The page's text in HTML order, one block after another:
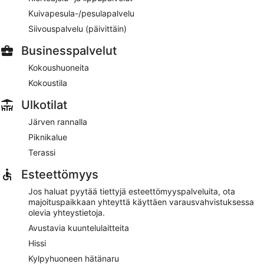
Kuivapesula-/pesulapalvelu
Siivouspalvelu (päivittäin)
Businesspalvelut
Kokoushuoneita
Kokoustila
Ulkotilat
Järven rannalla
Piknikalue
Terassi
Esteettömyys
Jos haluat pyytää tiettyjä esteettömyyspalveluita, ota
majoituspaikkaan yhteyttä käyttäen varausvahvistuksessa
olevia yhteystietoja.
Avustavia kuuntelulaitteita
Hissi
Kylpyhuoneen hätänaru